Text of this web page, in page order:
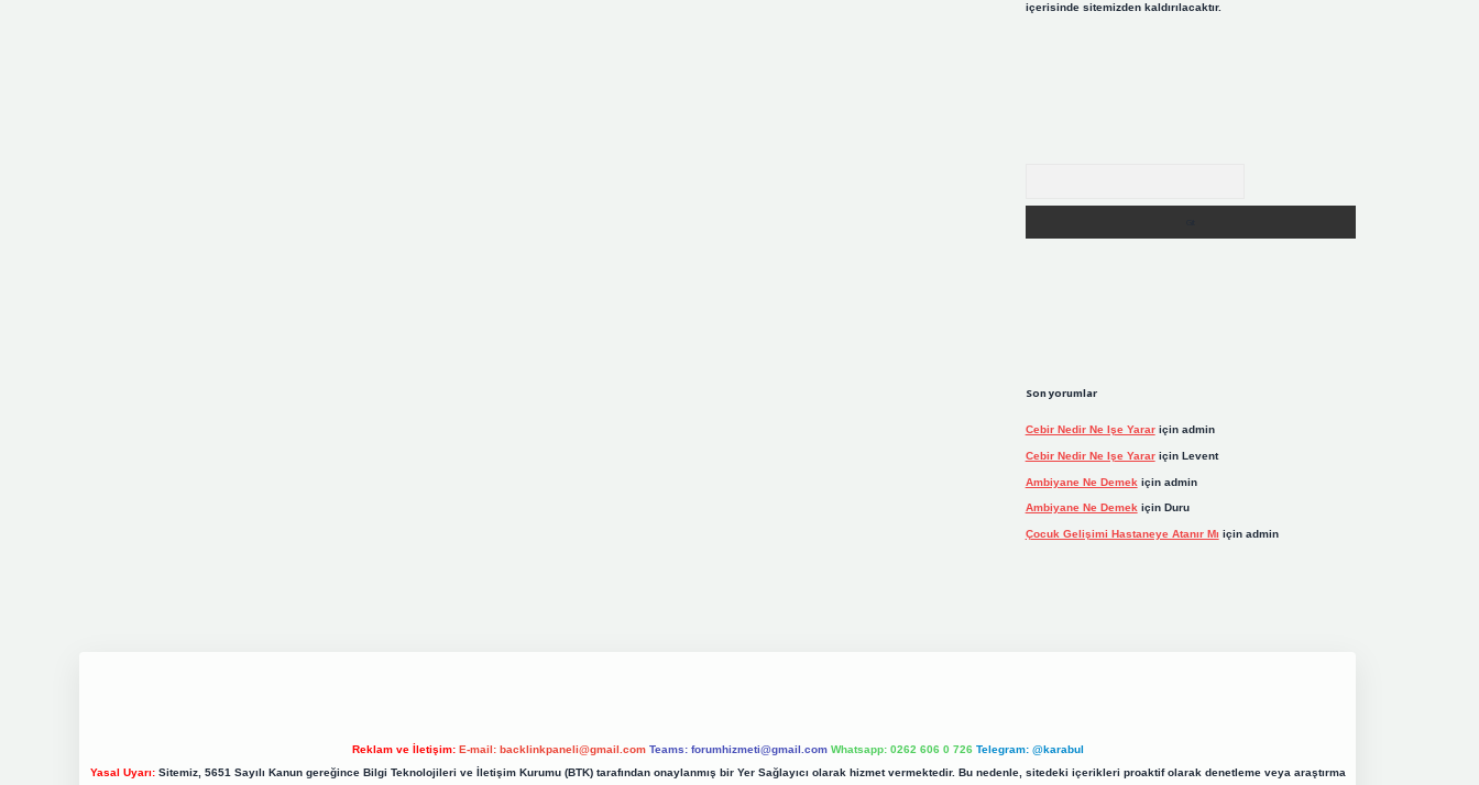
içerisinde sitemizden kaldırılacaktır.
Son yorumlar
Cebir Nedir Ne Işe Yarariçin admin
Cebir Nedir Ne Işe Yarariçin Levent
Ambiyane Ne Demek için admin
Ambiyane Ne Demek için Duru
Çocuk Gelişimi Hastaneye Atanır Mı için admin
Reklam ve İletişim: E-mail: backlinkpaneli@gmail.com Teams: forumhizmeti@gmail.com Whatsapp: 0262 606 0 726 Telegram: @karabul
Yasal Uyarı:Sitemiz, 5651 Sayılı Kanun gereğince Bilgi Teknolojileri ve İletişim Kurumu (BTK) tarafından onaylanmış bir Yer Sağlayıcı olarak hizmet vermektedir. Bu nedenle, sitedeki içerikleri proaktif olarak denetleme veya araştırma